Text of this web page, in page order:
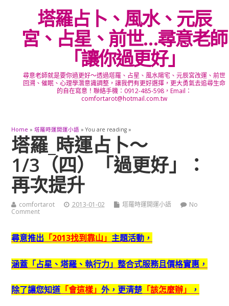
塔羅占卜、風水、元辰
宮、占星、前世…尋意老師
「讓你過更好」
尋意老師就是要你過更好～透過塔羅、占星、風水陽宅、元辰宮改運、前世
回溯、催眠、心理學潛意識調整，讓我們有更好選擇，更大勇氣去追尋生命
的自在寫意！聯絡手機：0912-485-598，Email：
comfortarot@hotmail.com.tw
Home » 塔羅時運開運小語 » You are reading »
塔羅_時運占卜～
1/3（四）「過更好」：
再次提升
comfortarot 2013-01-02 塔羅時運開運小語
No
Comment
尋意推出 「2013找到靠山」 主題活動，
涵蓋「占星、塔羅、執行力」整合式服務且價格實惠，
除了讓您知道「會這樣」 外，更清楚「該怎麼辦」 ，